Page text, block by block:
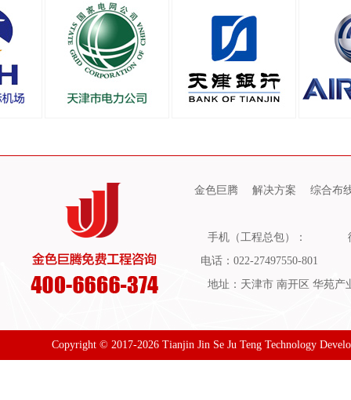
金色巨腾 解决方案 综合布
手机（工程总包）：
电话：022-27497550-801
地址：天津市 南开区 华苑产
Copyright © 2017-2026 Tianjin Jin Se Ju Teng Technology